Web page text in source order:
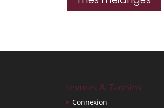
Levures & Tannins
Connexion